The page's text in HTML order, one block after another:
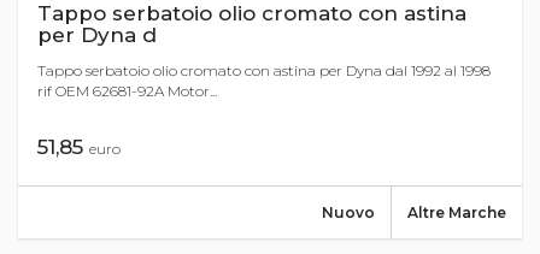
Tappo serbatoio olio cromato con astina
per Dyna d
Tappo serbatoio olio cromato con astina per Dyna dal 1992 al 1998
rif OEM 62681-92A Motor...
51,85 euro
Altre Marche
Nuovo